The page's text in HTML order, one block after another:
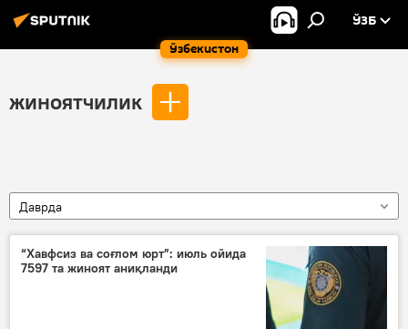
Ўзбекистон
ЎЗБ
жиноятчилик
Даврда
“Хавфсиз ва соғлом юрт”: июль ойида
7597 та жиноят аниқланди